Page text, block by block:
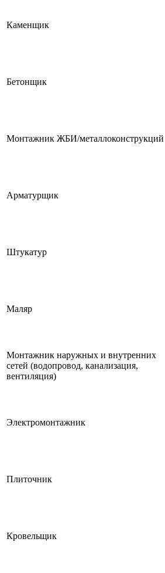
Каменщик
Бетонщик
Монтажник ЖБИ/металлоконструкций
Арматурщик
Штукатур
Маляр
Монтажник наружных и внутренних
сетей (водопровод, канализация,
вентиляция)
Электромонтажник
Плиточник
Кровельщик